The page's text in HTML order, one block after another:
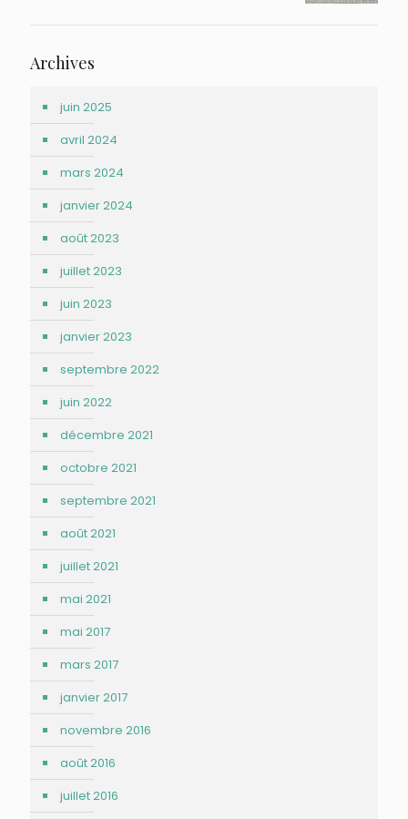
Archives
juin 2025
avril 2024
mars 2024
janvier 2024
août 2023
juillet 2023
juin 2023
janvier 2023
septembre 2022
juin 2022
décembre 2021
octobre 2021
septembre 2021
août 2021
juillet 2021
mai 2021
mai 2017
mars 2017
janvier 2017
novembre 2016
août 2016
juillet 2016